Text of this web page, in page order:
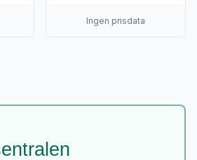
Ingen prisdata